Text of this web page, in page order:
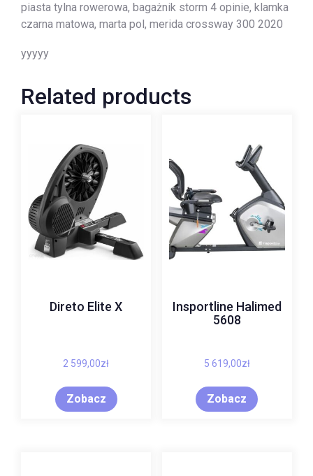
piasta tylna rowerowa, bagażnik storm 4 opinie, klamka
czarna matowa, marta pol, merida crossway 300 2020
yyyyy
Related products
Direto Elite X
2 599,00zł
Zobacz
Insportline Halimed
5608
5 619,00zł
Zobacz